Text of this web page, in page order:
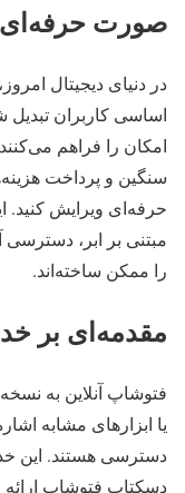
صورت حرفه‌ای
در دنیای دیجیتال
اساسی کاربران
امکان را فراهم
سنگین و پرداخت
حرفه‌ای ویرایش کنید.
مبتنی بر ابر، دسترسی
را ممکن ساخته‌اند.
مقدمه‌ای بر
یا ابزارهای مشابه
دسترسی هستند. این
دسکتاپ فتوشاپ